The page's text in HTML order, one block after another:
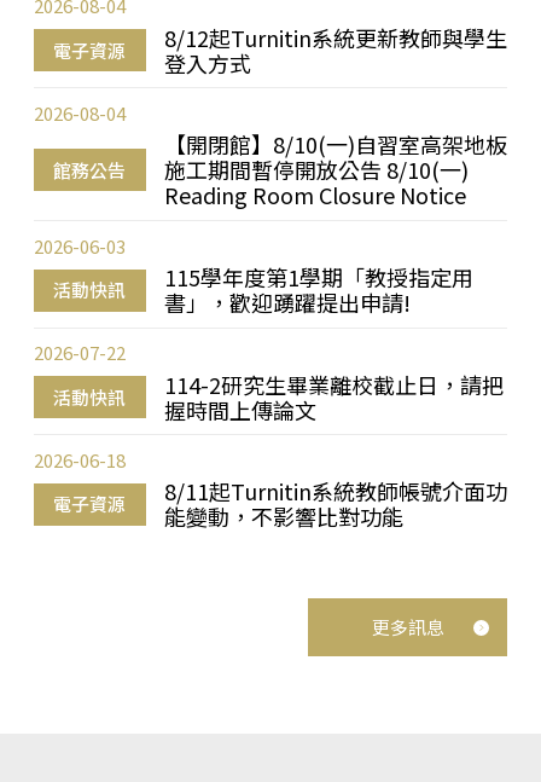
電子資源
8/12起Turnitin系統更新教師與學生
登入方式
2026-08-04
館務公告
【開閉館】8/10(一)自習室高架地板
施工期間暫停開放公告 8/10(一)
Reading Room Closure Notice
2026-08-04
活動快訊
115學年度第1學期「教授指定用
書」，歡迎踴躍提出申請!
2026-06-03
活動快訊
114-2研究生畢業離校截止日，請把
握時間上傳論文
2026-07-22
電子資源
8/11起Turnitin系統教師帳號介面功
能變動，不影響比對功能
2026-06-18
更多訊息